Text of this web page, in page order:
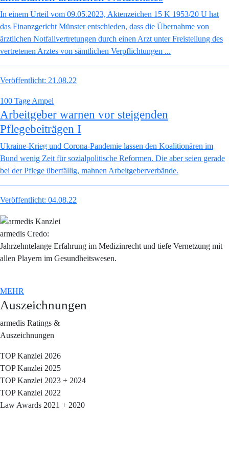
In einem Urteil vom 09.05.2023, Aktenzeichen 15 K 1953/20 U hat
das Finanzgericht Münster entschieden, dass die Übernahme von
ärztlichen Notfallvertretungen durch einen Arzt unter Freistellung des
vertretenen Arztes von sämtlichen Verpflichtungen ...
Veröffentlicht: 21.08.22
100 Tage Ampel
Arbeitgeber warnen vor steigenden
Pflegebeiträgen I
Ukraine-Krieg und Corona-Pandemie lassen den Koalitionären im
Bund wenig Zeit für sozialpolitische Reformen. Die aber seien gerade
bei der Pflege überfällig, mahnen Arbeitgeberverbände.
Veröffentlicht: 04.08.22
armedis Credo:
Jahrzehntelange Erfahrung im Medizinrecht und tiefe Vernetzung mit
allen Playern im Gesundheitswesen.
MEHR
Auszeichnungen
armedis Ratings &
Auszeichnungen
TOP Kanzlei 2026
TOP Kanzlei 2025
TOP Kanzlei 2023 + 2024
TOP Kanzlei 2022
Law Awards 2021 + 2020